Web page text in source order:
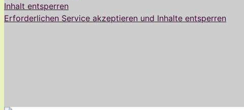
Inhalt entsperren
Erforderlichen Service akzeptieren und Inhalte entsperren